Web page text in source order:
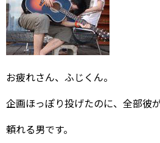
お疲れさん、ふじくん。
企画ほっぽり投げたのに、全部彼
頼れる男です。